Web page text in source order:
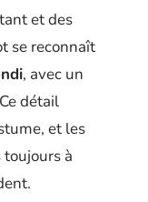
et des
se reconnaît
, avec un
détail
et les
à